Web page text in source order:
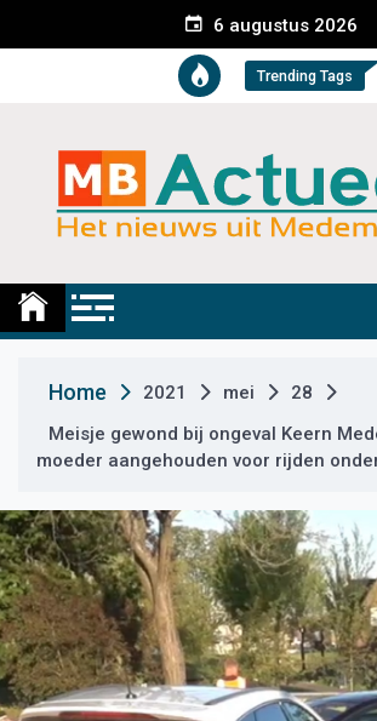
e
t
6 augustus 2026
Trending Tags
Medemblik
Home 2021 mei
28
Meisje gewond bij ongeval Keern
moeder aangehouden voor rijden